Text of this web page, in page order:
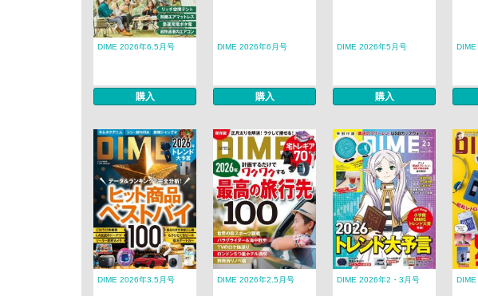
DIME 2026年6.5月号
購入
DIME 2026年6月号
購入
DIME 2026年5月号
購入
DIME 2026年3.5月号 DIME 2026年2.5月号 DIME 2026年2・3月号